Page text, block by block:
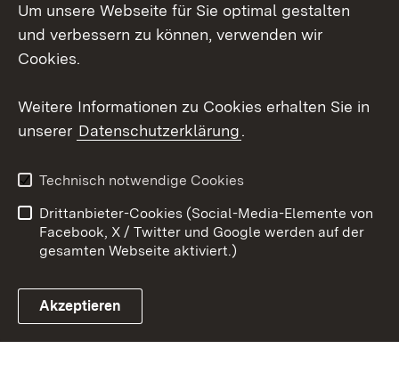
Social Wall
Youtube
Link zum Landesportal
Kontakt
Datenschutz
Barrierefreiheit
Impressum Cookies
Um unsere Webseite für Sie optimal gestalten
und verbessern zu können, verwenden wir
Cookies.
Weitere Informationen zu Cookies erhalten Sie in
unserer Datenschutzerklärung.
Technisch notwendige Cookies
Drittanbieter-Cookies (Social-Media-Elemente von
Facebook, X / Twitter und Google werden auf der
gesamten Webseite aktiviert.)
Akzeptieren